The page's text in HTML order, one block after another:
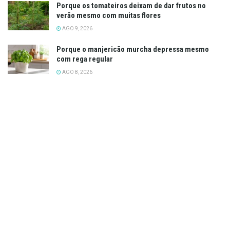
Porque os tomateiros deixam de dar frutos no
verão mesmo com muitas flores
AGO 9, 2026
Porque o manjericão murcha depressa mesmo
com rega regular
AGO 8, 2026